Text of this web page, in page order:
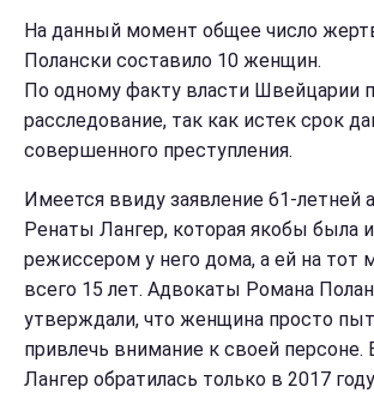
На данный момент общее число
Полански составило 10 женщин.
По одному факту власти Швейцарии
расследование, так как истек срок
совершенного преступления.
Имеется ввиду заявление 61-летней
Ренаты Лангер, которая якобы была
режиссером у него дома, а ей на тот
всего 15 лет. Адвокаты Романа
утверждали, что женщина просто
привлечь внимание к своей
Лангер обратилась только в 2017